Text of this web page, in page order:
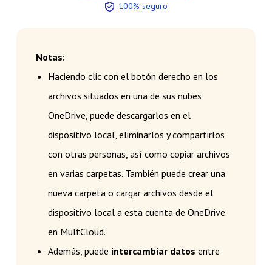
100% seguro
Notas:
Haciendo clic con el botón derecho en los
archivos situados en una de sus nubes
OneDrive, puede descargarlos en el
dispositivo local, eliminarlos y compartirlos
con otras personas, así como copiar archivos
en varias carpetas. También puede crear una
nueva carpeta o cargar archivos desde el
dispositivo local a esta cuenta de OneDrive
en MultCloud.
Además, puede intercambiar datos entre